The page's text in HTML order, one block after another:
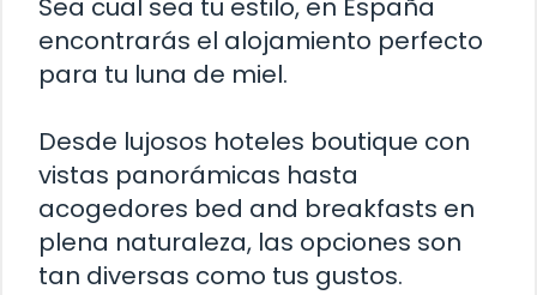
Sea cual sea tu estilo, en España
encontrarás el alojamiento perfecto
para tu luna de miel.
Desde lujosos hoteles boutique con
vistas panorámicas hasta
acogedores bed and breakfasts en
plena naturaleza, las opciones son
tan diversas como tus gustos.